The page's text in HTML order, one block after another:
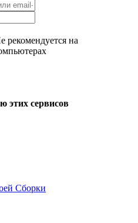
рекомендуется на
этих сервисов
Сборки